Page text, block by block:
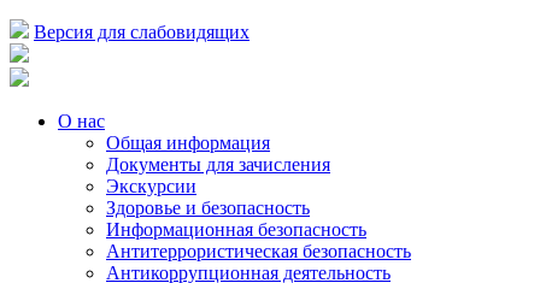
Версия для слабовидящих
О нас
Общая информация
Документы для зачисления
Экскурсии
Здоровье и безопасность
Информационная безопасность
Антитеррористическая безопасность
Антикоррупционная деятельность